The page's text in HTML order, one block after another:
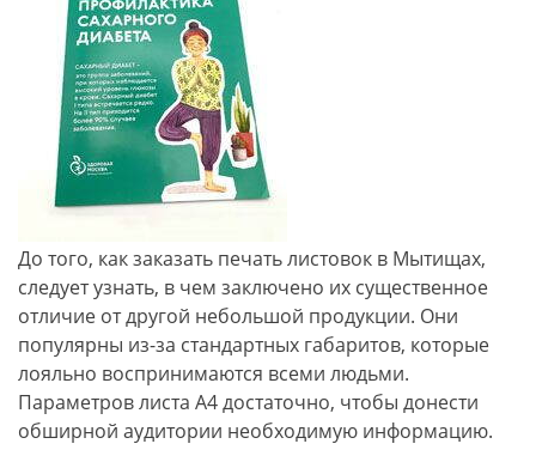
До того, как заказать печать листовок в Мытищах,
следует узнать, в чем заключено их существенное
отличие от другой небольшой продукции. Они
популярны из-за стандартных габаритов, которые
лояльно воспринимаются всеми людьми.
Параметров листа А4 достаточно, чтобы донести
обширной аудитории необходимую информацию.